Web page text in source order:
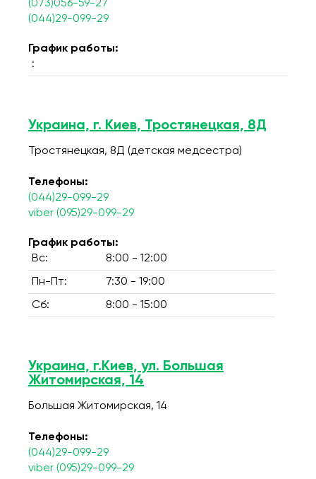
(073)056-59-27
(044)29-099-29
График работы:
:
Украина, г. Киев, Тростянецкая, 8Д
Тростянецкая, 8Д (детская медсестра)
Телефоны:
(044)29-099-29
viber (095)29-099-29
График работы:
Вс:
8:00 - 12:00
Пн-Пт: 7:30 - 19:00
Сб: 8:00 - 15:00
Украина, г.Киев, ул. Большая
Житомирская, 14
Большая Житомирская, 14
Телефоны:
(044)29-099-29
viber (095)29-099-29